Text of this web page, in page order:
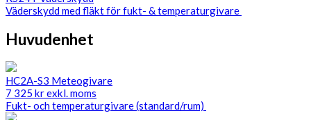
Väderskydd med fläkt för fukt- & temperaturgivare
Huvudenhet
HC2A-S3 Meteogivare
7 325 krexkl. moms
Fukt- och temperaturgivare (standard/rum)